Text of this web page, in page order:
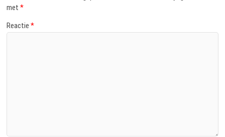
met*
Reactie*